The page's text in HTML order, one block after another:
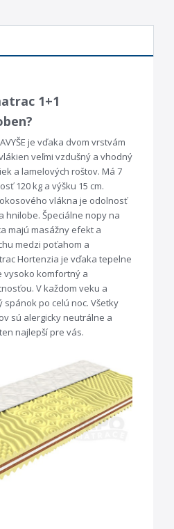
1+1
je vďaka dvom vrstvám
veľmi vzdušný a vhodný
a lamelových roštov. Má 7
120 kg a výšku 15 cm.
vlákna je odolnosť
hnilobe. Špeciálne nopy na
majú masážny efekt a
medzi poťahom a
Hortenzia je vďaka tepelne
vysoko komfortný a
V každom veku a
spánok po celú noc. Všetky
sú alergicky neutrálne a
najlepší pre vás.